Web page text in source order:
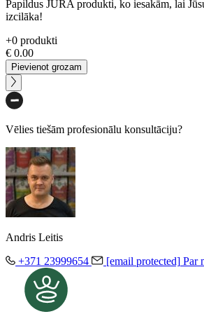
Papildus JURA produkti, ko iesakām, lai
izcilāka!
+0 produkti
€ 0.00
Pievienot grozam
Vēlies tiešām profesionālu konsultāciju?
Andris Leitis
+371 23999654
[email protected] Par